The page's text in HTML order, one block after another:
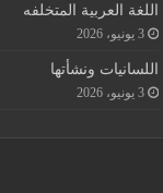
اللغة العربية المتخلفه
3 يونيو، 2026
اللسانيات ونشأتها
3 يونيو، 2026